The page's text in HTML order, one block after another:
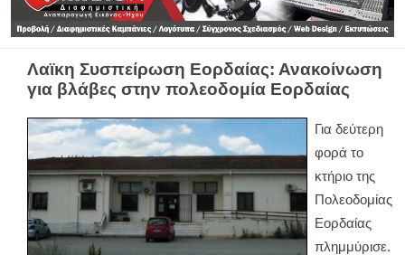
Λαϊκη Συσπείρωση Εορδαίας: Ανακοίνωση
για βλάβες στην πολεοδομία Εορδαίας
Για δεύτερη
φορά το
κτήριο της
Πολεοδομίας
Εορδαίας
πλημμύρισε.